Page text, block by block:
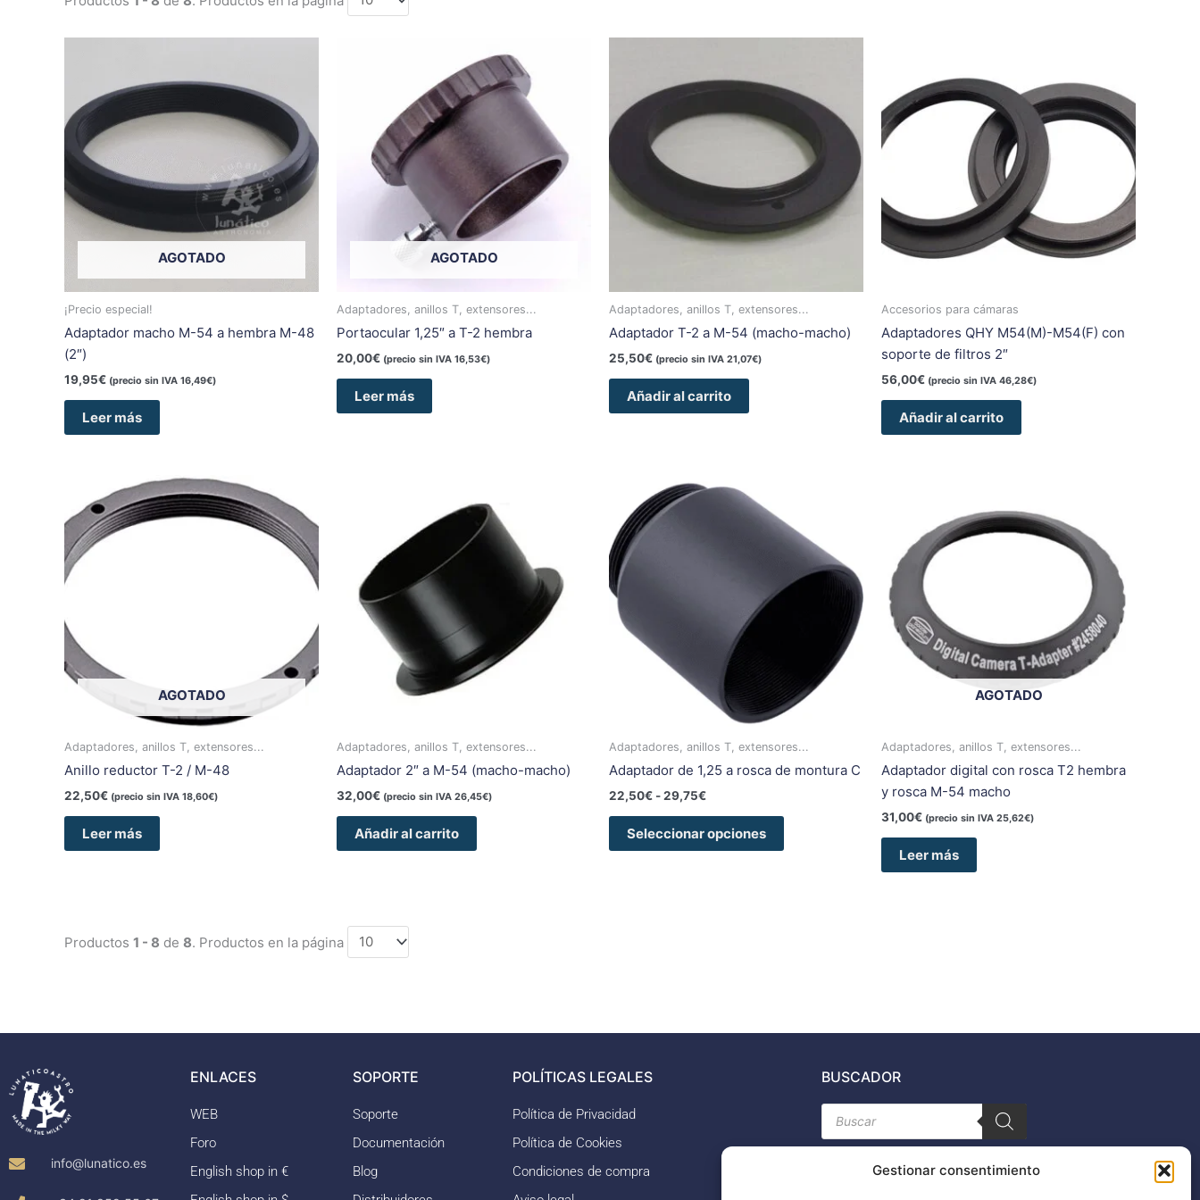
Gestionar consentimiento
AGOTADO
¡Precio especial!
Adaptador macho M-54 a hembra M-48
(2″)
19,95€ (precio sin IVA 16,49€)
Leer más
AGOTADO
Adaptadores, anillos T, extensores...
Portaocular 1,25″ a T-2 hembra
20,00€ (precio sin IVA 16,53€)
Leer más
Adaptadores, anillos T, extensores...
Adaptador T-2 a M-54 (macho-macho)
25,50€ (precio sin IVA 21,07€)
Añadir al carrito
Accesorios para cámaras
Adaptadores QHY M54(M)-M54(F) con
soporte de filtros 2″
56,00€ (precio sin IVA 46,28€)
Añadir al carrito
AGOTADO
Adaptadores, anillos T, extensores...
Anillo reductor T-2 / M-48
22,50€ (precio sin IVA 18,60€)
Leer más
Adaptadores, anillos T, extensores...
Adaptador 2″ a M-54 (macho-macho)
32,00€ (precio sin IVA 26,45€)
Añadir al carrito
Adaptadores, anillos T, extensores...
Adaptador de 1,25 a rosca de montura C
22,50€ -29,75€
precios:
Seleccionar opciones
tiene
múltiples
variantes.
Las
en
página
de
AGOTADO
Adaptadores, anillos T, extensores...
Adaptador digital con rosca T2 hembra
y rosca M-54 macho
31,00€ (precio sin IVA 25,62€)
Leer más
Productos 1 - 8 de 8. Productos en la página
info@lunatico.es
ENLACES
WEB
Foro
English shop in €
SOPORTE
Soporte
Documentación
Blog
POLÍTICAS LEGALES
Política de Privacidad
Política de Cookies
Condiciones de compra
BUSCADOR
Búsqueda
de
productos